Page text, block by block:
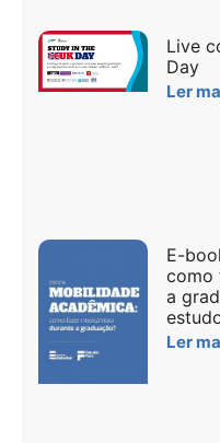
Live
Day
Ler
E-
como
a
Ler